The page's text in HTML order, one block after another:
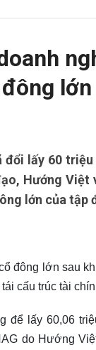
lớn
lấy 60 triệu
Hướng Việt
lớn của tập
đông lớn sau
cấu trúc tài
để lấy 60,06
do Hướng